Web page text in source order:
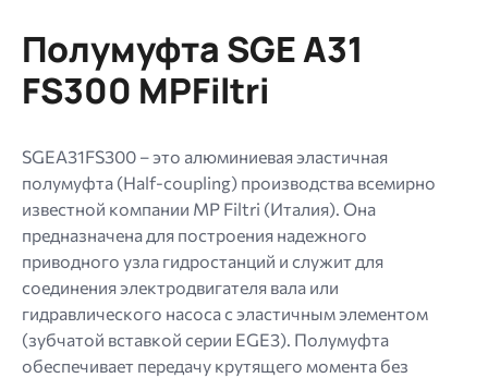
МБ.
Допустимые
типы:
jpg
jpeg
png.
Полумуфта SGE A31
FS300 MPFiltri
SGEA31FS300 – это алюминиевая эластичная
полумуфта (Half-coupling) производства всемирно
известной компании MP Filtri (Италия). Она
предназначена для построения надежного
приводного узла гидростанций и служит для
соединения электродвигателя вала или
гидравлического насоса с эластичным элементом
(зубчатой ​​вставкой серии EGE3). Полумуфта
обеспечивает передачу крутящего момента без